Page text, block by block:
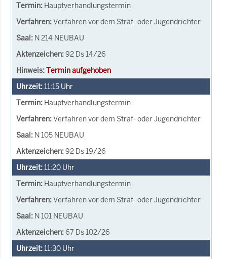
Hauptverhandlungstermin
Verfahren vor dem Straf- oder Jugendrichter
N 214 NEUBAU
92 Ds 14/26
Termin aufgehoben
11:15 Uhr
Hauptverhandlungstermin
Verfahren vor dem Straf- oder Jugendrichter
N 105 NEUBAU
92 Ds 19/26
11:20 Uhr
Hauptverhandlungstermin
Verfahren vor dem Straf- oder Jugendrichter
N 101 NEUBAU
67 Ds 102/26
11:30 Uhr